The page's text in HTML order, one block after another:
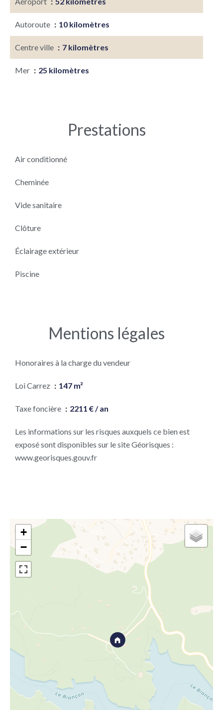
Autoroute 10 kilomètres
Centre ville 7 kilomètres
Mer 25 kilomètres
Prestations
Air conditionné
Cheminée
Vide sanitaire
Clôture
Éclairage extérieur
Piscine
Mentions légales
Honoraires à la charge du vendeur
Loi Carrez 147 m²
Taxe foncière 2211 € / an
Les informations sur les risques auxquels ce bien est
exposé sont disponibles sur le site Géorisques :
www.georisques.gouv.fr
+
−